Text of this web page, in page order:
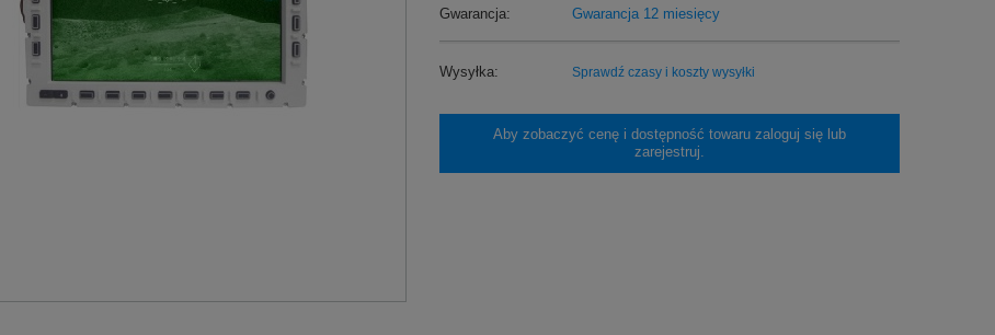
Gwarancja:
Gwarancja 12 miesięcy
Wysyłka: Sprawdź czasy i koszty wysyłki
Aby zobaczyć cenę i dostępność towaru zaloguj się lub
zarejestruj.